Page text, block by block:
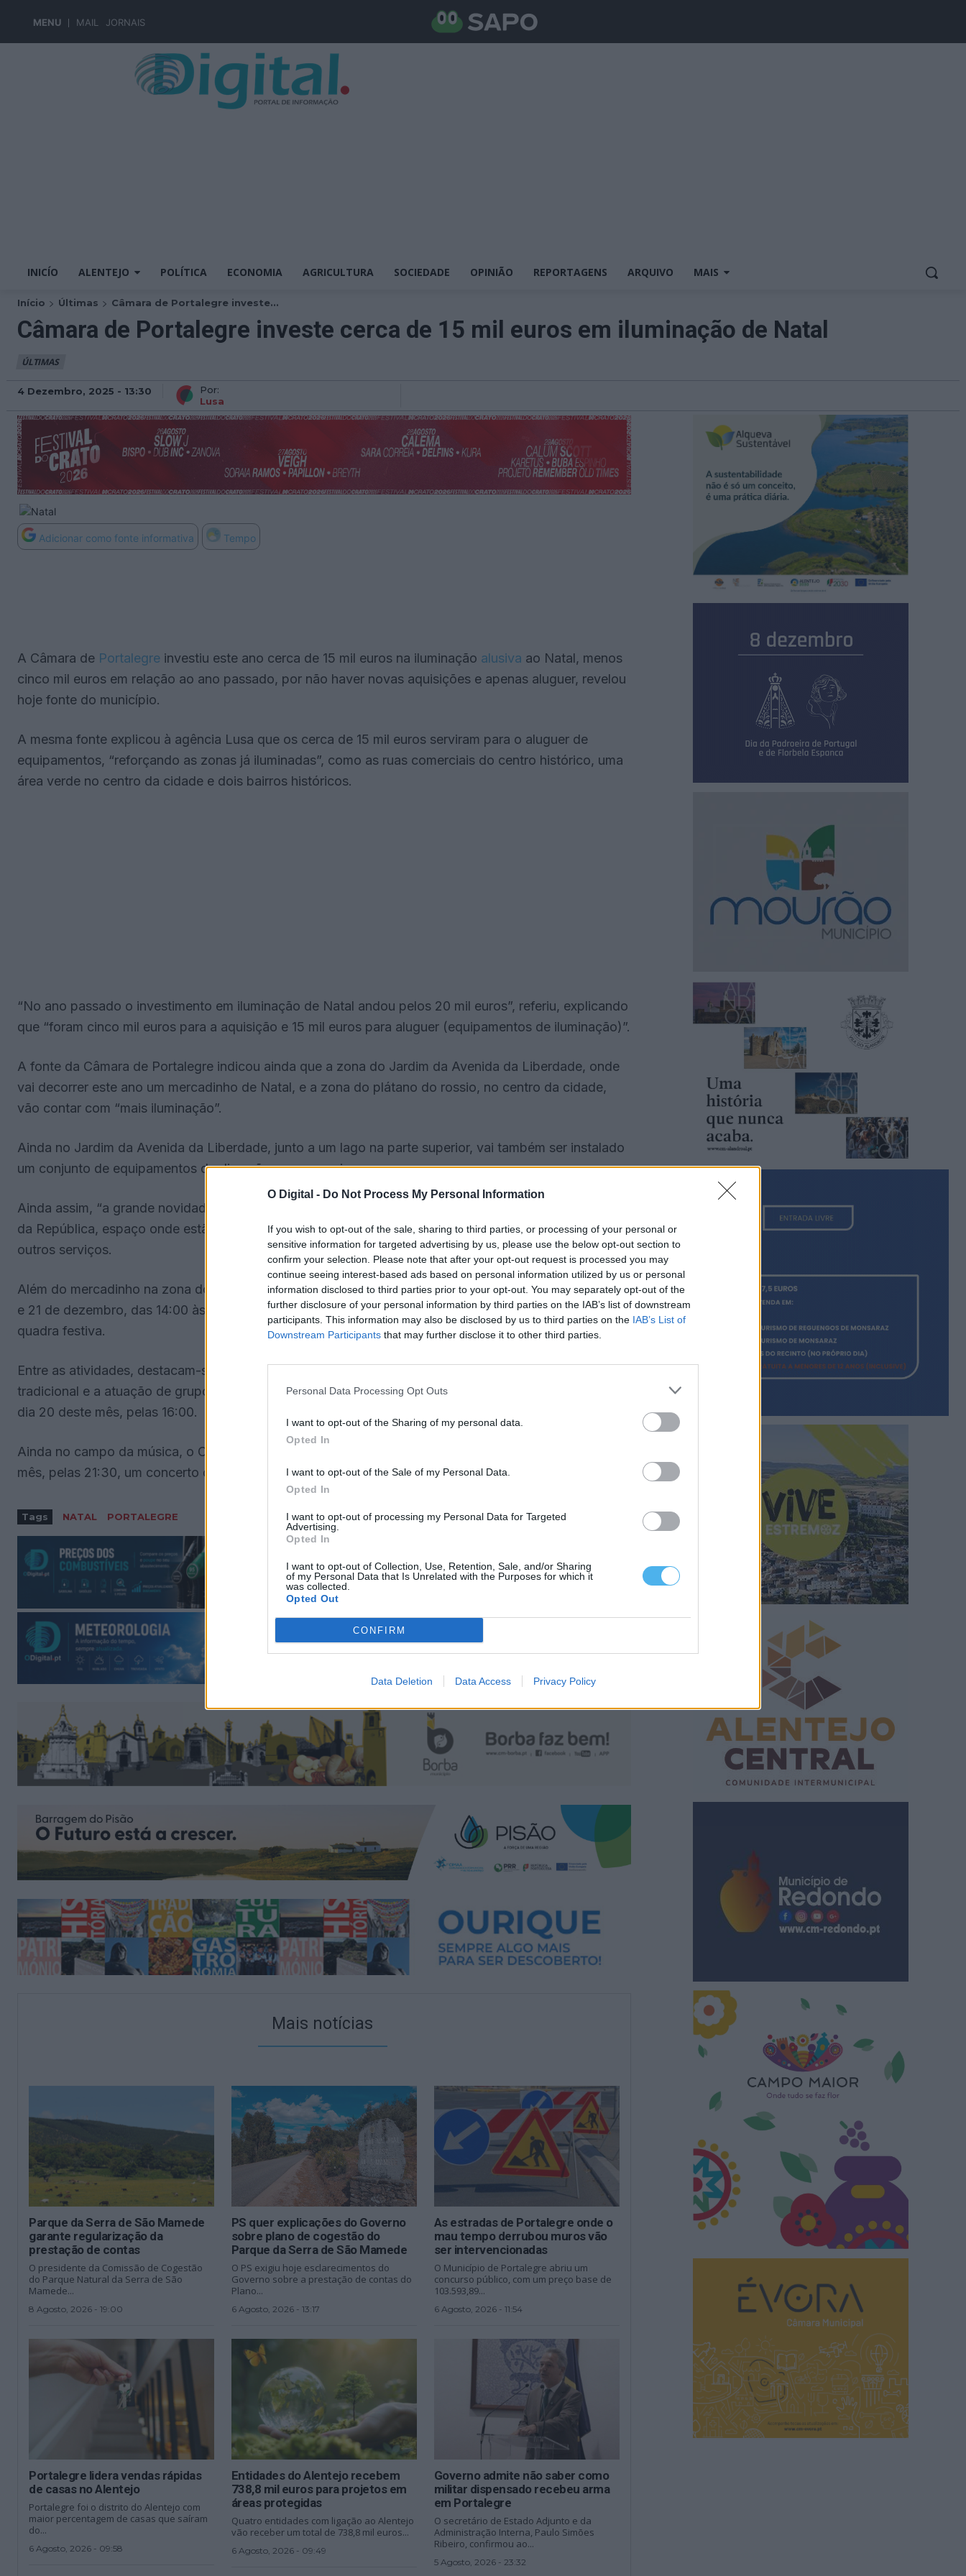
O Digital - Do Not Process My Personal Information
If you wish to opt-out of the sale, sharing to third parties, or processing of your personal or
sensitive information for targeted advertising by us, please use the below opt-out section to
confirm your selection. Please note that after your opt-out request is processed you may
continue seeing interest-based ads based on personal information utilized by us or personal
information disclosed to third parties prior to your opt-out. You may separately opt-out of the
further disclosure of your personal information by third parties on the IAB’s list of downstream
participants. This information may also be disclosed by us to third parties on the IAB’s List of
Downstream Participants that may further disclose it to other third parties.
Personal Data Processing Opt Outs
I want to opt-out of the Sharing of my personal data.
Opted In
I want to opt-out of the Sale of my Personal Data.
Opted In
I want to opt-out of processing my Personal Data for Targeted
Advertising.
Opted In
I want to opt-out of Collection, Use, Retention, Sale, and/or Sharing
of my Personal Data that Is Unrelated with the Purposes for which it
was collected.
Opted Out
CONFIRM
Data Deletion Data Access Privacy Policy
MENU MAIL JORNAIS
INICÍO ALENTEJO POLÍTICA ECONOMIA AGRICULTURA SOCIEDADE OPINIÃO REPORTAGENS ARQUIVO MAIS
Início Últimas Câmara de Portalegre investe...
Câmara de Portalegre investe cerca de 15 mil euros em iluminação de Natal
ÚLTIMAS
4 Dezembro, 2025 - 13:30
Por:
Lusa
Adicionar como fonte informativa Tempo
A Câmara de Portalegre investiu este ano cerca de 15 mil euros na iluminação alusiva ao Natal, menos
cinco mil euros em relação ao ano passado, por não haver novas aquisições e apenas aluguer, revelou
hoje fonte do município.
A mesma fonte explicou à agência Lusa que os cerca de 15 mil euros serviram para o aluguer de
equipamentos, “reforçando as zonas já iluminadas”, como as ruas comerciais do centro histórico, uma
área verde no centro da cidade e dois bairros históricos.
“No ano passado o investimento em iluminação de Natal andou pelos 20 mil euros”, referiu, explicando
que “foram cinco mil euros para a aquisição e 15 mil euros para aluguer (equipamentos de iluminação)”.
A fonte da Câmara de Portalegre indicou ainda que a zona do Jardim da Avenida da Liberdade, onde
vai decorrer este ano um mercadinho de Natal, e a zona do plátano do rossio, no centro da cidade,
vão contar com “mais iluminação”.
Ainda no Jardim da Avenida da Liberdade, junto a um lago na parte superior, vai também ser instalado
um conjunto de equipamentos de diversão para os mais novos.
Ainda assim, “a grande novidade deste ano” passa pela colocação de uma árvore de Natal na Praça
da República, espaço onde estão situados bares, unidades hoteleiras, uma escola e a PSP, entre
outros serviços.
Além do mercadinho na zona do rossio, que vai decorrer no sábado e no domingo e nos dias 13, 14, 20
e 21 de dezembro, das 14:00 às 18:00, o município tem agendado outras iniciativas para celebrar esta
quadra festiva.
Entre as atividades, destacam-se um concurso dedicado às melhores montras de Natal do comércio
tradicional e a atuação de grupos musicais itinerantes pelas artérias comerciais, na segunda-feira, e no
dia 20 deste mês, pelas 16:00.
Ainda no campo da música, o Centro de Congressos da Câmara de Portalegre acolhe no dia 11 deste
mês, pelas 21:30, um concerto de Natal com a Tuna da Academia de Santa Clara.
Tags NATAL PORTALEGRE
Mais notícias
Parque da Serra de São Mamede
garante regularização da
prestação de contas
O presidente da Comissão de Cogestão
do Parque Natural da Serra de São
Mamede...
8 Agosto, 2026 - 19:00
PS quer explicações do Governo
sobre plano de cogestão do
Parque da Serra de São Mamede
O PS exigiu hoje esclarecimentos do
Governo sobre a prestação de contas do
Plano...
6 Agosto, 2026 - 13:17
As estradas de Portalegre onde o
mau tempo derrubou muros vão
ser intervencionadas
O Município de Portalegre abriu um
concurso público, com um preço base de
103.593,89...
6 Agosto, 2026 - 11:54
Portalegre lidera vendas rápidas
de casas no Alentejo
Portalegre foi o distrito do Alentejo com
maior percentagem de casas que saíram
do...
6 Agosto, 2026 - 09:58
Entidades do Alentejo recebem
738,8 mil euros para projetos em
áreas protegidas
Quatro entidades com ligação ao Alentejo
vão receber um total de 738,8 mil euros...
6 Agosto, 2026 - 09:49
Governo admite não saber como
militar dispensado recebeu arma
em Portalegre
O secretário de Estado Adjunto e da
Administração Interna, Paulo Simões
Ribeiro, confirmou ao...
5 Agosto, 2026 - 23:32